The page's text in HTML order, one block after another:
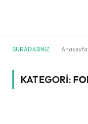
BURADASINIZ: Anasayfa
KATEGORI: